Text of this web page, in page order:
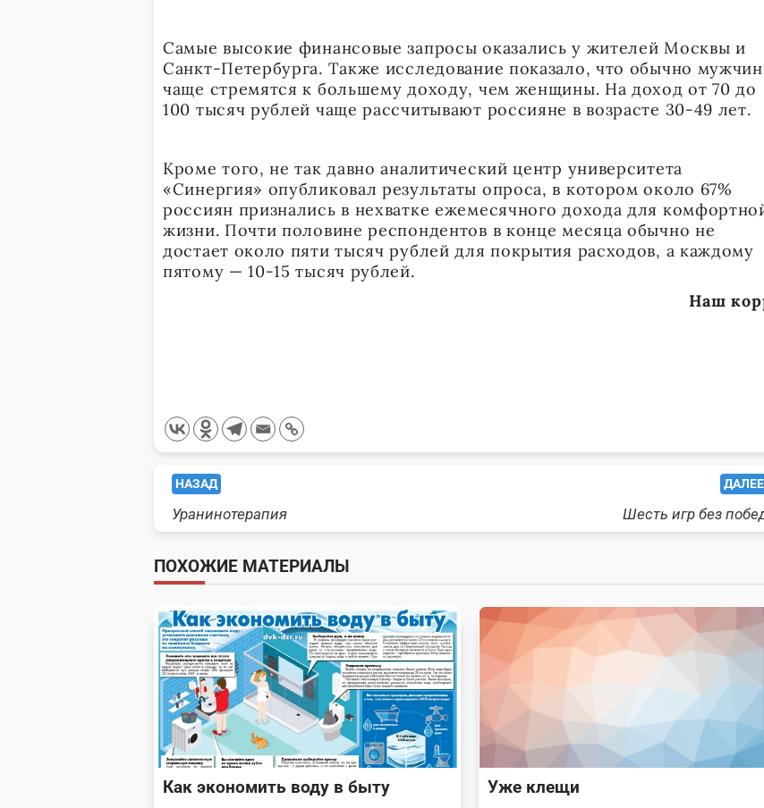
Самые высокие финансовые запросы оказались у жителей Москвы и
Санкт-Петербурга. Также исследование показало, что обычно
чаще стремятся к большему доходу, чем женщины. На доход от 70 до
100 тысяч рублей чаще рассчитывают россияне в возрасте 30-49 лет.
Кроме того, не так давно аналитический центр университета
«Синергия» опубликовал результаты опроса, в котором около 67%
россиян признались в нехватке ежемесячного дохода для
жизни. Почти половине респондентов в конце месяца обычно не
достает около пяти тысяч рублей для покрытия расходов, а каждому
пятому — 10-15 тысяч рублей.
Наш
<span
class="nav-
subtitle
screen-
reader-
text">Page</span>
НАЗАД
Уранинотерапия
ДАЛЕЕ
Шесть игр без
ПОХОЖИЕ МАТЕРИАЛЫ
Как экономить воду в быту Уже клещи